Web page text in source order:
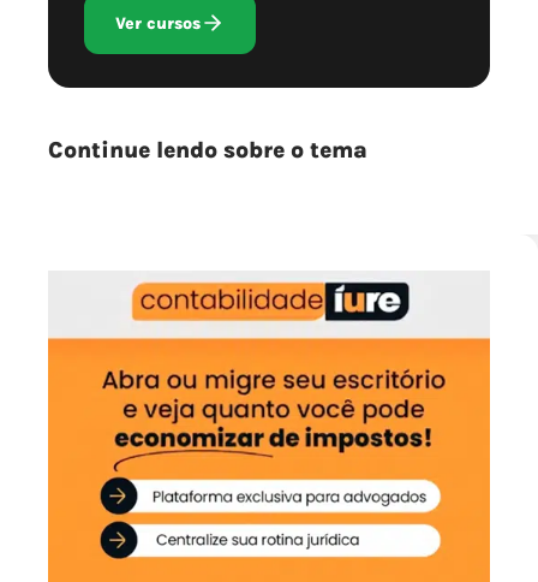
Ver cursos
Continue lendo sobre o tema